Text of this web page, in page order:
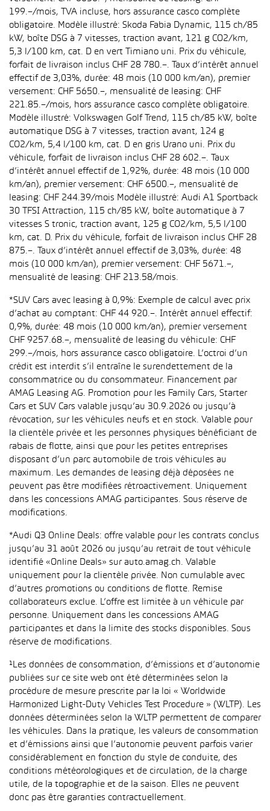
199.–/mois, TVA incluse, hors assurance casco complète
obligatoire. Modèle illustré: Skoda Fabia Dynamic, 115 ch/85
kW, boîte DSG à 7 vitesses, traction avant, 121 g CO2/km,
5,3 l/100 km, cat. D en vert Timiano uni. Prix du véhicule,
forfait de livraison inclus CHF 28 780.–. Taux d’intérêt annuel
effectif de 3,03%, durée: 48 mois (10 000 km/an), premier
versement: CHF 5650.–, mensualité de leasing: CHF
221.85.–/mois, hors assurance casco complète obligatoire.
Modèle illustré: Volkswagen Golf Trend, 115 ch/85 kW, boîte
automatique DSG à 7 vitesses, traction avant, 124 g
CO2/km, 5,4 l/100 km, cat. D en gris Urano uni. Prix du
véhicule, forfait de livraison inclus CHF 28 602.–. Taux
d’intérêt annuel effectif de 1,92%, durée: 48 mois (10 000
km/an), premier versement: CHF 6500.–, mensualité de
leasing: CHF 244.39/mois Modèle illustré: Audi A1 Sportback
30 TFSI Attraction, 115 ch/85 kW, boîte automatique à 7
vitesses S tronic, traction avant, 125 g CO2/km, 5,5 l/100
km, cat. D. Prix du véhicule, forfait de livraison inclus CHF 28
875.–. Taux d’intérêt annuel effectif de 3,03%, durée: 48
mois (10 000 km/an), premier versement: CHF 5671.–,
mensualité de leasing: CHF 213.58/mois.
*SUV Cars avec leasing à 0,9%: Exemple de calcul avec prix
d’achat au comptant: CHF 44 920.–. Intérêt annuel effectif:
0,9%, durée: 48 mois (10 000 km/an), premier versement
CHF 9257.68.–, mensualité de leasing du véhicule: CHF
299.–/mois, hors assurance casco obligatoire. L’octroi d’un
crédit est interdit s’il entraîne le surendettement de la
consommatrice ou du consommateur. Financement par
AMAG Leasing AG. Promotion pour les Family Cars, Starter
Cars et SUV Cars valable jusqu’au 30.9.2026 ou jusqu’à
révocation, sur les véhicules neufs et en stock. Valable pour
la clientèle privée et les personnes physiques bénéficiant de
rabais de flotte, ainsi que pour les petites entreprises
disposant d’un parc automobile de trois véhicules au
maximum. Les demandes de leasing déjà déposées ne
peuvent pas être modifiées rétroactivement. Uniquement
dans les concessions AMAG participantes. Sous réserve de
modifications.
*Audi Q3 Online Deals: offre valable pour les contrats conclus
jusqu’au 31 août 2026 ou jusqu’au retrait de tout véhicule
identifié «Online Deals» sur auto.amag.ch. Valable
uniquement pour la clientèle privée. Non cumulable avec
d’autres promotions ou conditions de flotte. Remise
collaborateurs exclue. L’offre est limitée à un véhicule par
personne. Uniquement dans les concessions AMAG
participantes et dans la limite des stocks disponibles. Sous
réserve de modifications.
¹Les données de consommation, d’émissions et d’autonomie
publiées sur ce site web ont été déterminées selon la
procédure de mesure prescrite par la loi « Worldwide
Harmonized Light-Duty Vehicles Test Procedure » (WLTP). Les
données déterminées selon la WLTP permettent de comparer
les véhicules. Dans la pratique, les valeurs de consommation
et d’émissions ainsi que l’autonomie peuvent parfois varier
considérablement en fonction du style de conduite, des
conditions météorologiques et de circulation, de la charge
utile, de la topographie et de la saison. Elles ne peuvent
donc pas être garanties contractuellement.